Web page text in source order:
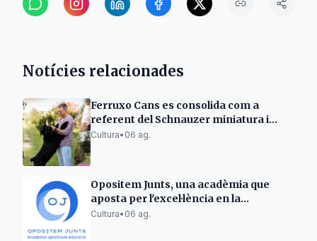
Notícies relacionades
Ferruxo Cans es consolida com a
referent del Schnauzer miniatura i
gegant després del seu èxit al World
Cultura• 06 ag.
Opositem Junts, una acadèmia que
aposta per l'excel·lència en la
preparació d'oposicions docents
Cultura• 06 ag.